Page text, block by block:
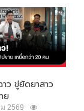
ว ขู่ยัดยาสาว
ย
2569